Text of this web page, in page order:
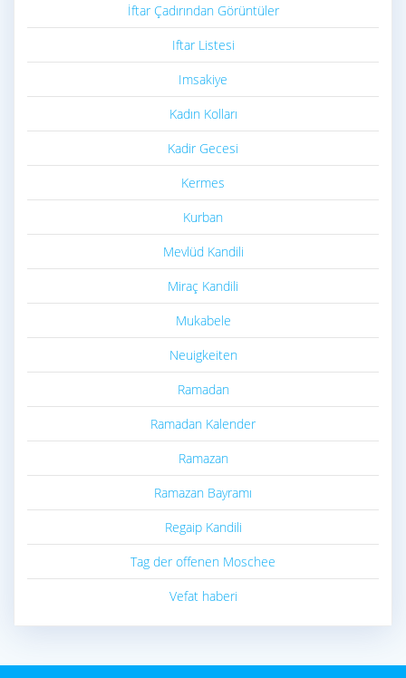
İftar Çadırından Görüntüler
Iftar Listesi
Imsakiye
Kadın Kolları
Kadir Gecesi
Kermes
Kurban
Mevlüd Kandili
Miraç Kandili
Mukabele
Neuigkeiten
Ramadan
Ramadan Kalender
Ramazan
Ramazan Bayramı
Regaip Kandili
Tag der offenen Moschee
Vefat haberi